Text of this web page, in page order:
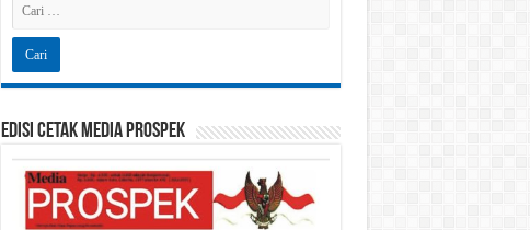
Edisi Cetak Media Prospek